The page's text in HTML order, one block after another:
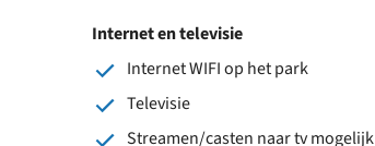
Internet en televisie
Internet WIFI op het park
Televisie
Streamen/casten naar tv mogelijk